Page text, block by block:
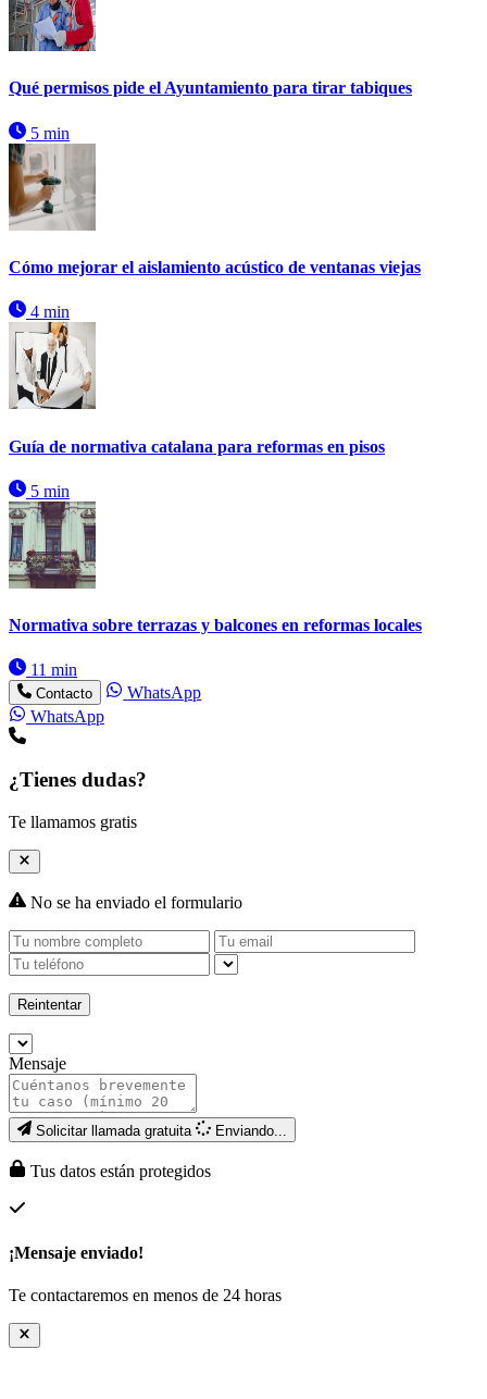
Qué permisos pide el Ayuntamiento para tirar tabiques
5 min
Cómo mejorar el aislamiento acústico de ventanas viejas
4 min
Guía de normativa catalana para reformas en pisos
5 min
Normativa sobre terrazas y balcones en reformas locales
11 min
Contacto
WhatsApp
WhatsApp
¿Tienes dudas?
Te llamamos gratis
No se ha enviado el formulario
Reintentar
Mensaje
Solicitar llamada gratuita Enviando...
Tus datos están protegidos
¡Mensaje enviado!
Te contactaremos en menos de 24 horas